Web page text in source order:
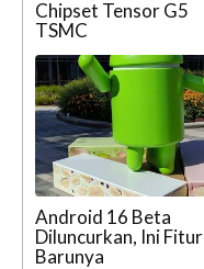
Chipset Tensor G5
TSMC
Android 16 Beta
Diluncurkan, Ini Fitur
Barunya